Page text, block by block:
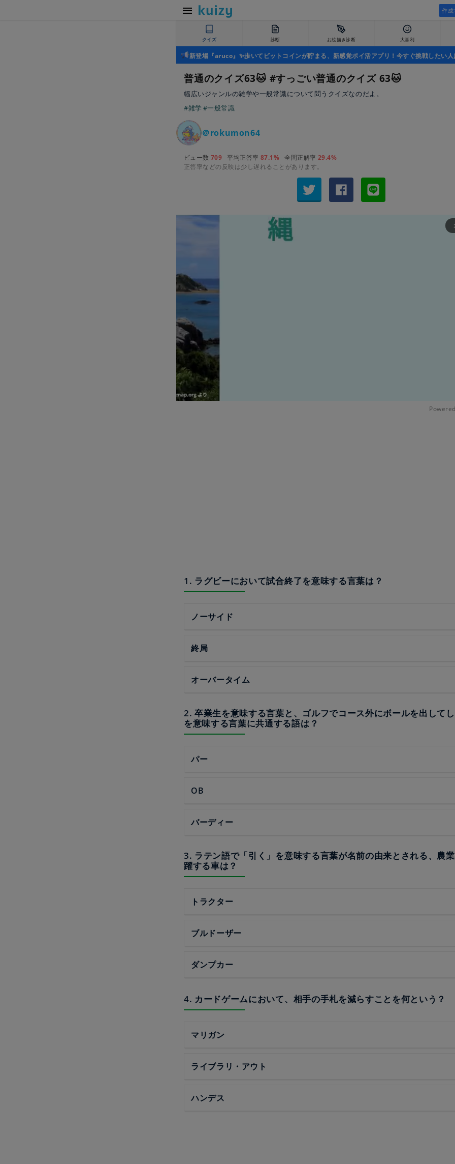
作成
クイズ 診断 お絵描き診断 大喜利
新登場『aruco』✨歩いてビットコインが貯まる、新感覚ポイ活アプリ！今すぐ挑戦したい人
普通のクイズ63🐱 #すっごい普通のクイズ 63🐱
幅広いジャンルの雑学や一般常識について問うクイズなのだよ。
#雑学#一般常識
＠rokumon64
ビュー数 709 平均正答率 87.1% 全問正解率 29.4%
正答率などの反映は少し遅れることがあります。
1. ラグビーにおいて試合終了を意味する言葉は？
ノーサイド
終局
オーバータイム
2. 卒業生を意味する言葉と、ゴルフでコース外にボールを出して
を意味する言葉に共通する語は？
パー
OB
バーディー
3. ラテン語で「引く」を意味する言葉が名前の由来とされる、農
躍する車は？
トラクター
ブルドーザー
ダンプカー
4. カードゲームにおいて、相手の手札を減らすことを何という？
マリガン
ライブラリ・アウト
ハンデス